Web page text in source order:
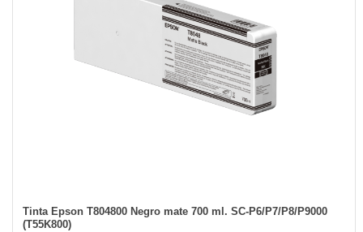
Tinta Epson T804800 Negro mate 700 ml. SC-P6/P7/P8/P9000
(T55K800)
Skip